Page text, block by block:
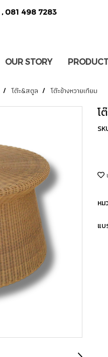
, 081 498 7283
OUR STORY
โต๊ะ&สตูล โต๊ะข้างหวายเทียม
โ
หม
แบ